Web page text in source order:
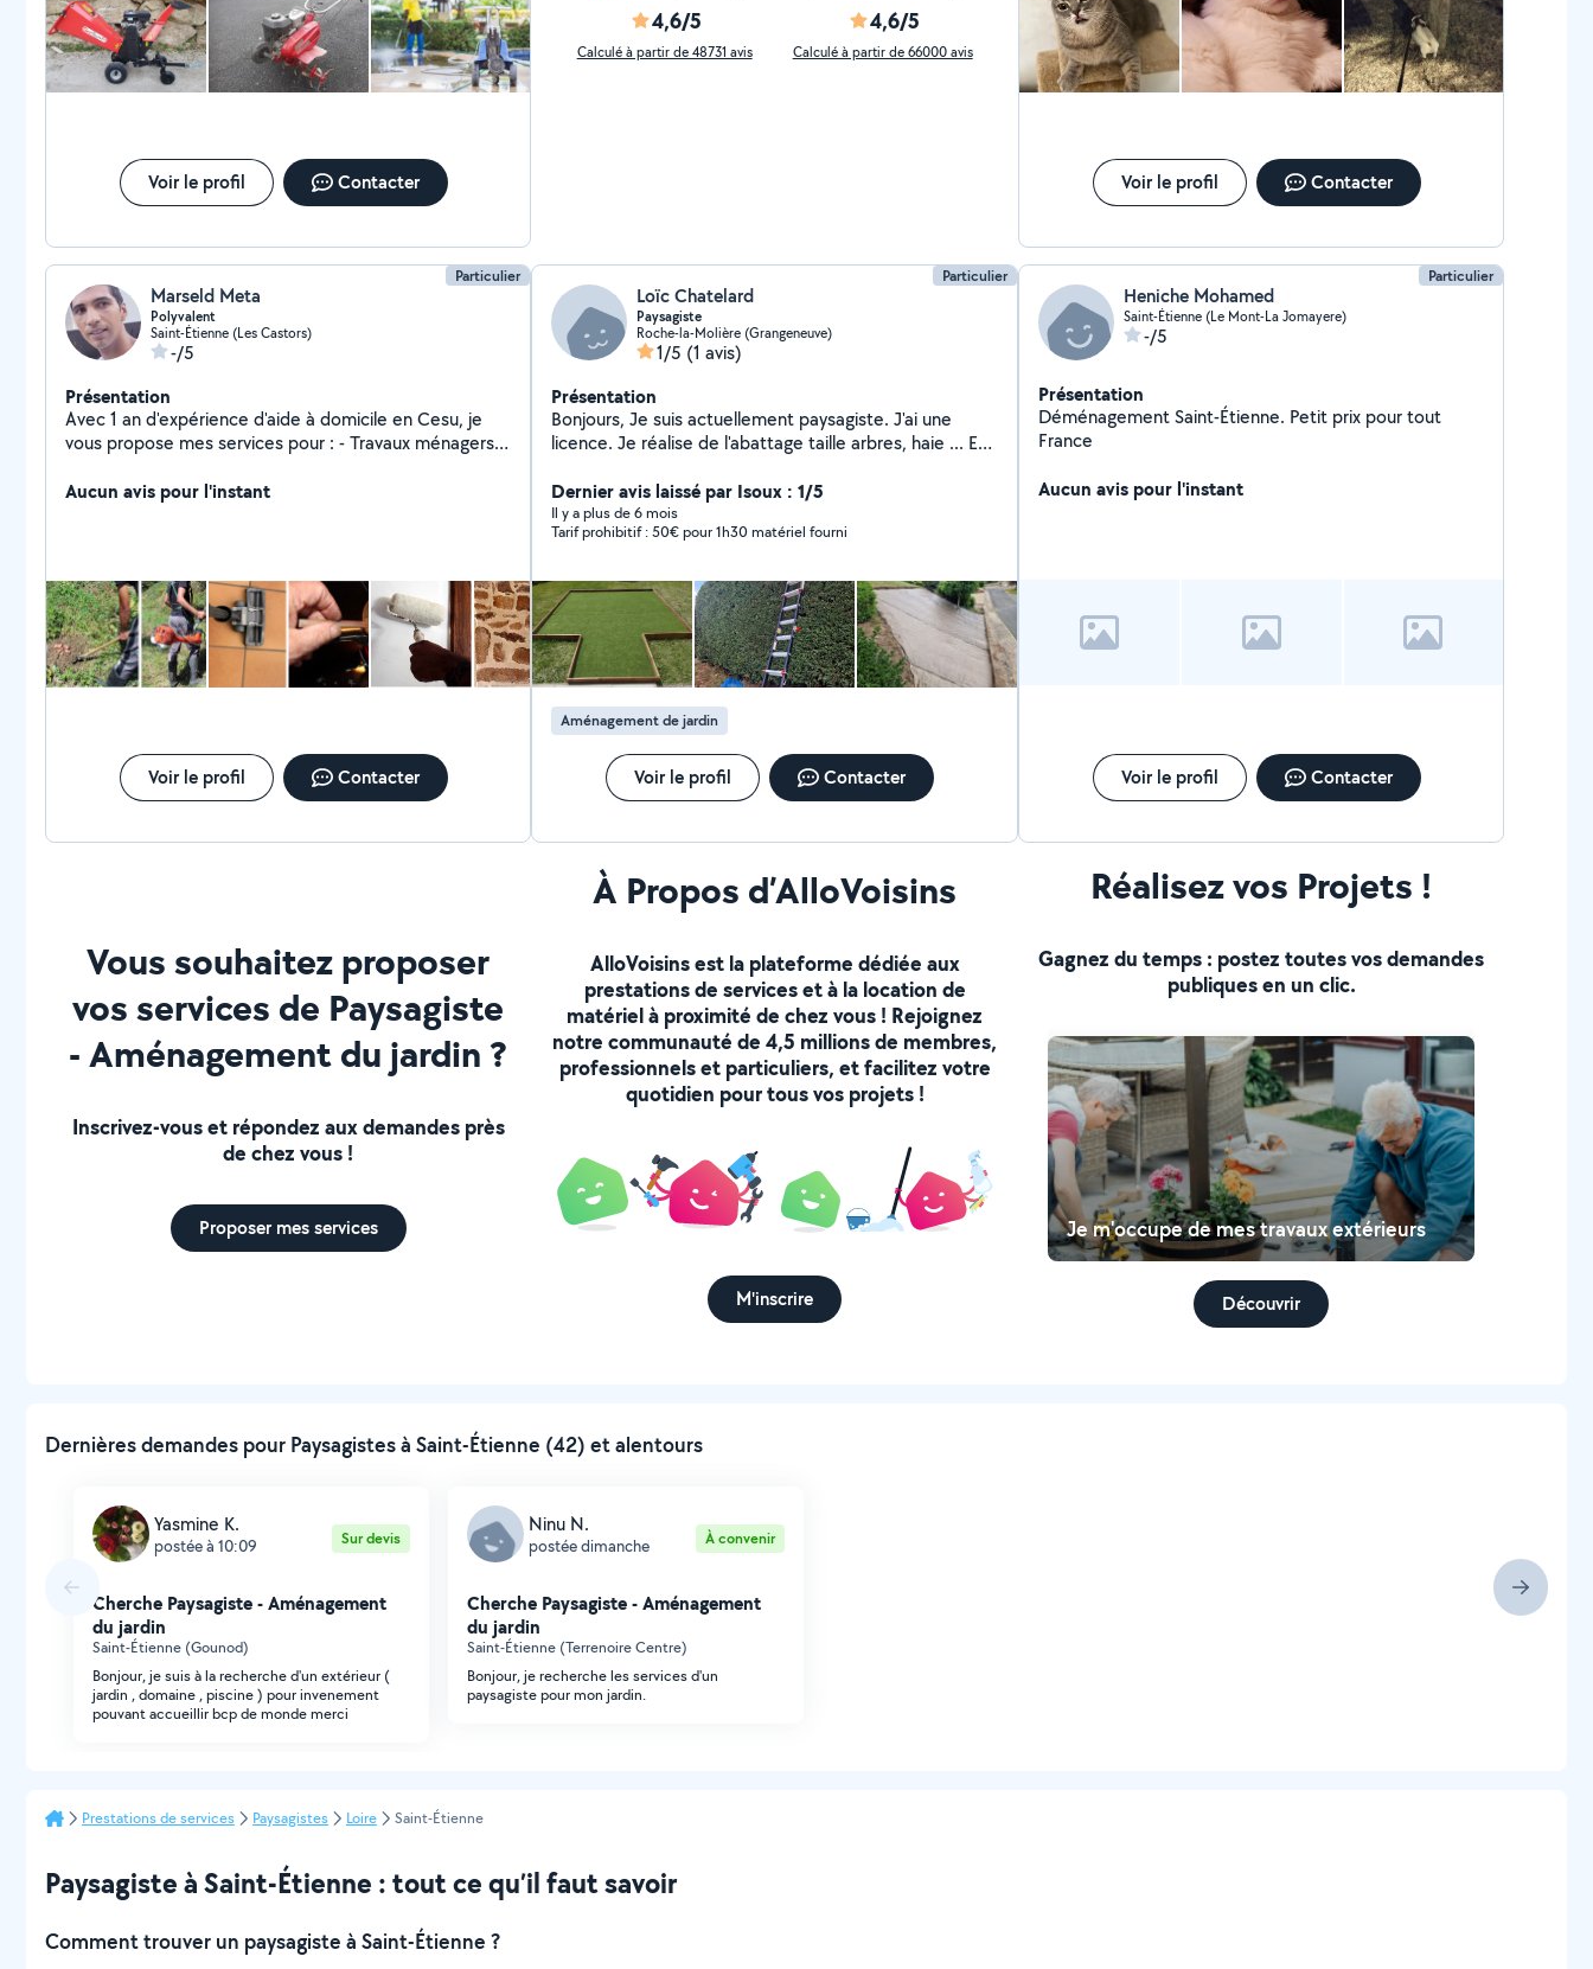
Voir le profil Contacter
4,6/5
Calculé à partir de 48731 avis
4,6/5
Calculé à partir de 66000 avis
Voir le profil Contacter
Particulier
Marseld Meta
Polyvalent
Saint-Étienne (Les Castors)
-/5
Présentation
Avec 1 an d'expérience d'aide à domicile en Cesu, je
vous propose mes services pour : - Travaux ménagers,
extérieur, jardinage, débroussaillage. - Peinture,
etc). Mes atouts : organisation, minutie, rapidité
d'exécution, discrétion, relations humaines, en
particulier avec personnes âgées. Plusieurs références
d'employeurs. A bientôt, j'espère
Aucun avis pour l'instant
Voir le profil Contacter
Particulier
Loïc Chatelard
Paysagiste
Roche-la-Molière (Grangeneuve)
1/5 (1 avis)
Présentation
Bonjours, Je suis actuellement paysagiste. J'ai une
licence. Je réalise de l'abattage taille arbres, haie ... Et
Dernier avis laissé par Isoux : 1/5
Il y a plus de 6 mois
Tarif prohibitif : 50€ pour 1h30 matériel fourni
Aménagement de jardin
Voir le profil Contacter
Particulier
Heniche Mohamed
Saint-Étienne (Le Mont-La Jomayere)
-/5
Présentation
Déménagement Saint-Étienne. Petit prix pour tout
France
Aucun avis pour l'instant
Voir le profil Contacter
Vous souhaitez proposer
vos services de Paysagiste
- Aménagement du jardin ?
Inscrivez-vous et répondez aux demandes près
de chez vous !
Proposer mes services
À Propos d’AlloVoisins
AlloVoisins est la plateforme dédiée aux
prestations de services et à la location de
matériel à proximité de chez vous ! Rejoignez
notre communauté de 4,5 millions de membres,
professionnels et particuliers, et facilitez votre
quotidien pour tous vos projets !
M'inscrire
Réalisez vos Projets !
Gagnez du temps : postez toutes vos demandes
publiques en un clic.
Je m'occupe de mes travaux extérieurs
Découvrir
Dernières demandes pour Paysagistes à Saint-Étienne (42) et alentours
Yasmine K.
postée à 10:09 Sur devis
Cherche Paysagiste - Aménagement
du jardin
Saint-Étienne (Gounod)
Bonjour, je suis à la recherche d'un extérieur (
jardin , domaine , piscine ) pour invenement
pouvant accueillir bcp de monde merci
Ninu N.
postée dimanche À convenir
Cherche Paysagiste - Aménagement
du jardin
Saint-Étienne (Terrenoire Centre)
Bonjour, je recherche les services d'un
paysagiste pour mon jardin.
Prestations de services Paysagistes Loire Saint-Étienne
Paysagiste à Saint-Étienne : tout ce qu’il faut savoir
Comment trouver un paysagiste à Saint-Étienne ?